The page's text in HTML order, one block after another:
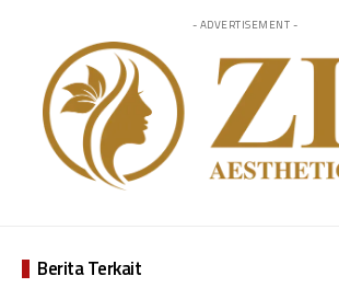
- ADVERTISEMENT -
Berita Terkait